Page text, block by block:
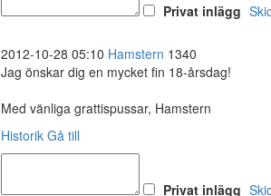
Privat inlägg
2012-10-28 05:10 Hamstern 1340
Jag önskar dig en mycket fin 18-årsdag!
Med vänliga grattispussar, Hamstern
Historik Gå till
Privat inlägg